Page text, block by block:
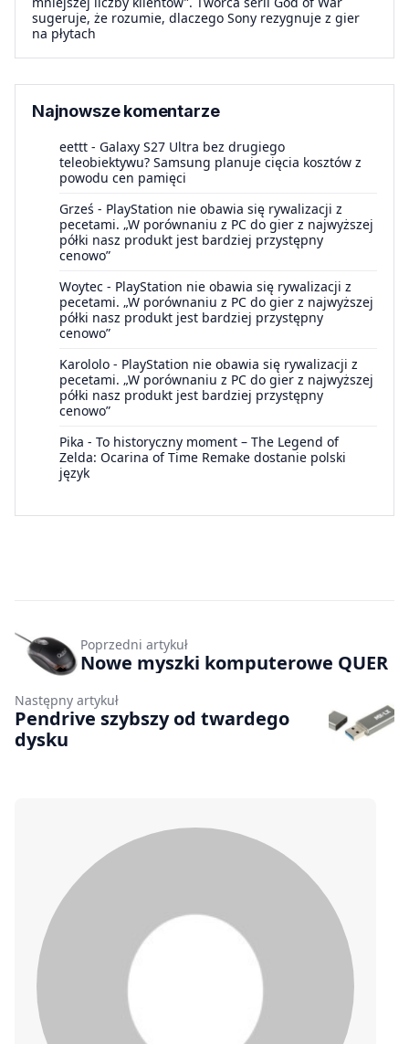
sugeruje, że rozumie, dlaczego Sony rezygnuje z gier
na płytach
Najnowsze komentarze
eettt - Galaxy S27 Ultra bez drugiego
teleobiektywu? Samsung planuje cięcia kosztów z
powodu cen pamięci
Grześ - PlayStation nie obawia się rywalizacji z
pecetami. „W porównaniu z PC do gier z najwyższej
półki nasz produkt jest bardziej przystępny
cenowo”
Woytec - PlayStation nie obawia się rywalizacji z
pecetami. „W porównaniu z PC do gier z najwyższej
półki nasz produkt jest bardziej przystępny
cenowo”
Karololo - PlayStation nie obawia się rywalizacji z
pecetami. „W porównaniu z PC do gier z najwyższej
półki nasz produkt jest bardziej przystępny
cenowo”
Pika - To historyczny moment – The Legend of
Zelda: Ocarina of Time Remake dostanie polski
język
Poprzedni artykuł
Nowe myszki komputerowe QUER
Następny artykuł
Pendrive szybszy od twardego
dysku